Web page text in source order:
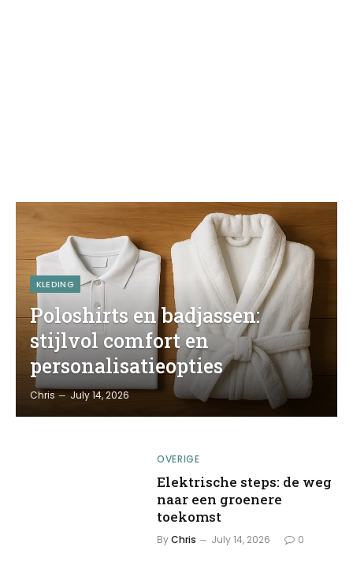
KLEDING
Poloshirts en badjassen:
stijlvol comfort en
personalisatieopties
Chris July 14, 2026
OVERIGE
Elektrische steps: de weg
naar een groenere
toekomst
ByChris July 14, 2026 0